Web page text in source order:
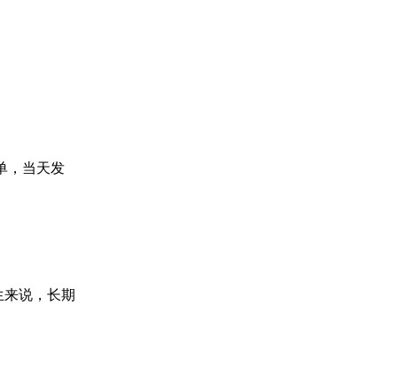
，当天发
说，长期